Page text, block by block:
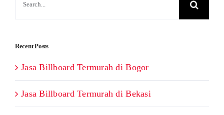
Recent Posts
Jasa Billboard Termurah di Bogor
Jasa Billboard Termurah di Bekasi